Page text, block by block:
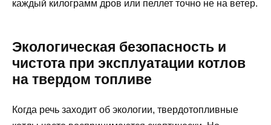
каждый килограмм дров или пеллет точно не на ветер.
Экологическая безопасность и
чистота при эксплуатации котлов
на твердом топливе
Когда речь заходит об экологии, твердотопливные